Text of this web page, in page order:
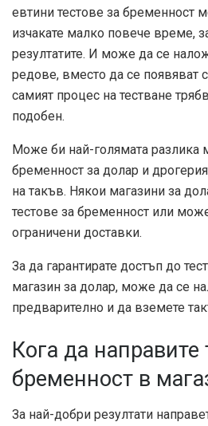
евтини тестове за бременност
изчакате малко повече време,
резултатите. И може да се
редове, вместо да се появяват
самият процес на тестване
подобен.
Може би най-голямата разлика
бременност за долар и
на такъв. Някои магазини за
тестове за бременност или
ограничени доставки.
За да гарантирате достъп до
магазин за долар, може да се
предварително и да вземете
Кога да направите
бременност в
За най-добри резултати